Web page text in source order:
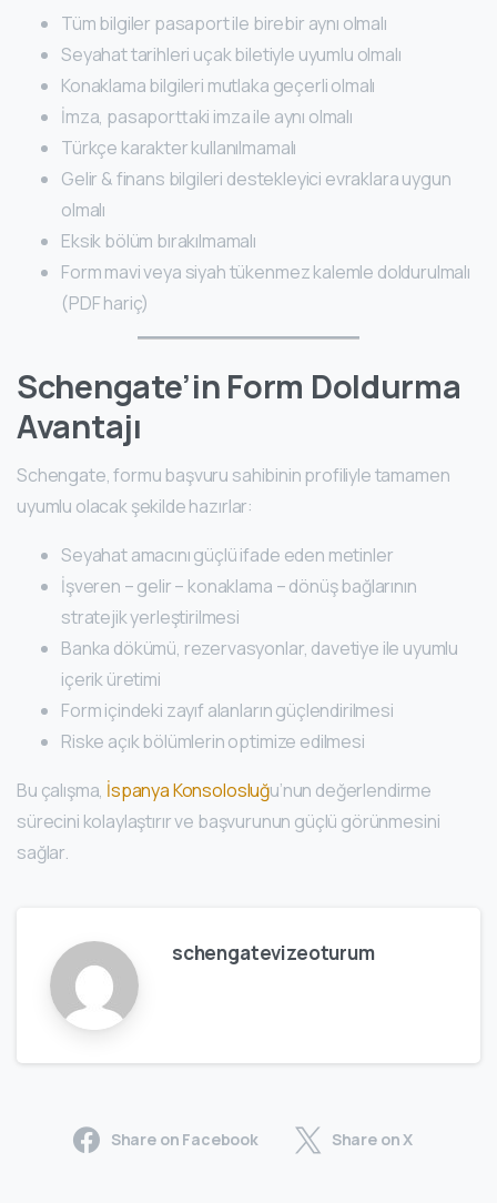
Tüm bilgiler pasaport ile birebir aynı olmalı
Seyahat tarihleri uçak biletiyle uyumlu olmalı
Konaklama bilgileri mutlaka geçerli olmalı
İmza, pasaporttaki imza ile aynı olmalı
Türkçe karakter kullanılmamalı
Gelir & finans bilgileri destekleyici evraklara uygun
olmalı
Eksik bölüm bırakılmamalı
Form mavi veya siyah tükenmez kalemle doldurulmalı
(PDF hariç)
Schengate’in Form Doldurma
Avantajı
Schengate, formu başvuru sahibinin profiliyle tamamen
uyumlu olacak şekilde hazırlar:
Seyahat amacını güçlü ifade eden metinler
İşveren – gelir – konaklama – dönüş bağlarının
stratejik yerleştirilmesi
Banka dökümü, rezervasyonlar, davetiye ile uyumlu
içerik üretimi
Form içindeki zayıf alanların güçlendirilmesi
Riske açık bölümlerin optimize edilmesi
Bu çalışma, İspanya Konsolosluğu’nun değerlendirme
sürecini kolaylaştırır ve başvurunun güçlü görünmesini
sağlar.
schengatevizeoturum
Share on Facebook Share on X